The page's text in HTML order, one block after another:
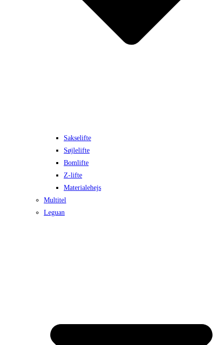
Sakselifte
Søjlelifte
Bomlifte
Z-lifte
Materialehejs
Multitel
Leguan